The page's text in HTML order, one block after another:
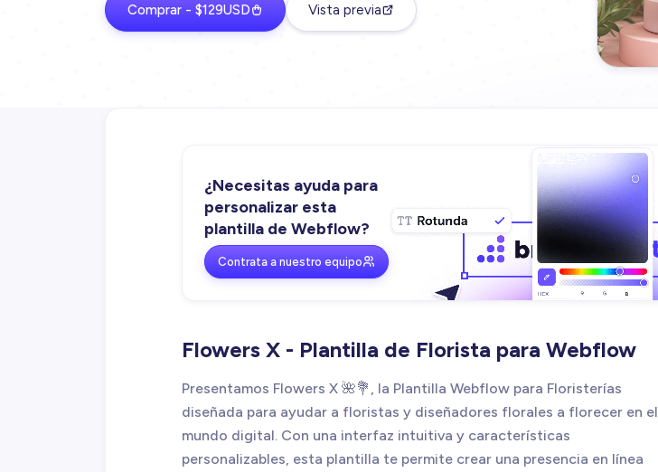
Comprar - $129USD Vista previa
¿Necesitas ayuda para
personalizar esta
plantilla de Webflow?
Contrata a nuestro equipo
Flowers X - Plantilla de Florista para Webflow
Presentamos Flowers X 🌺💐, la Plantilla Webflow para Floristerías
diseñada para ayudar a floristas y diseñadores florales a florecer en el
mundo digital. Con una interfaz intuitiva y características
personalizables, esta plantilla te permite crear una presencia en línea